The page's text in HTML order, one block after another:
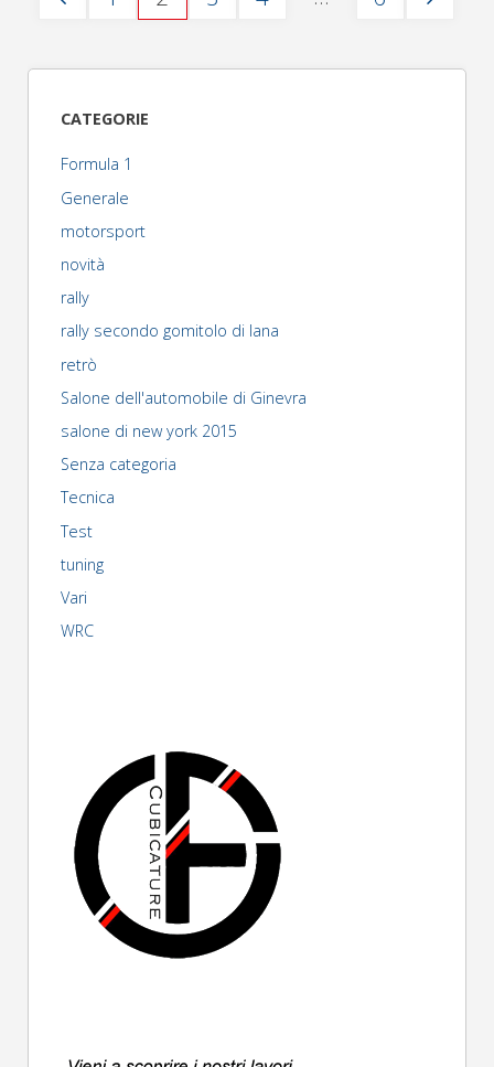
degli
articoli
CATEGORIE
Formula 1
Generale
motorsport
novità
rally
rally secondo gomitolo di lana
retrò
Salone dell'automobile di Ginevra
salone di new york 2015
Senza categoria
Tecnica
Test
tuning
Vari
WRC